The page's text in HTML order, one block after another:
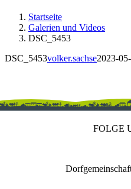
Startseite
Galerien und Videos
DSC_5453
DSC_5453volker.sachse2023-
FOLGE